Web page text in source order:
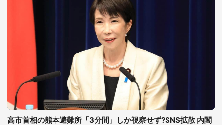
高市首相の熊本避難所「3分間」しか視察せず?SNS拡散 内閣